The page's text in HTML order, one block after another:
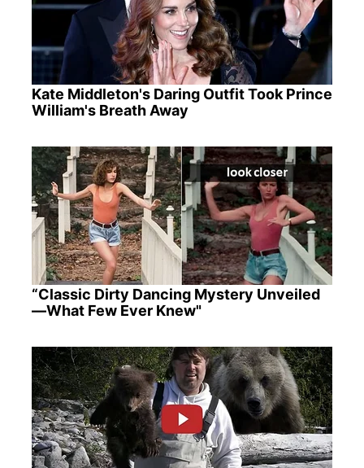
Kate Middleton's Daring Outfit Took Prince
William's Breath Away
“Classic Dirty Dancing Mystery Unveiled
—What Few Ever Knew"